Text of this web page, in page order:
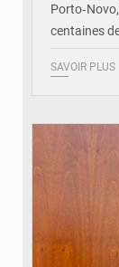
centaines
SAVOIR PLUS